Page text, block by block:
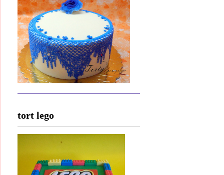
tort lego